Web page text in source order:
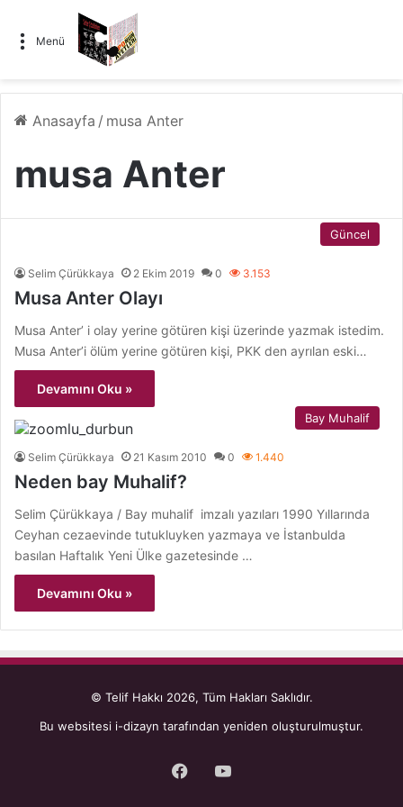
Menü
Anasayfa / musa Anter
musa Anter
Güncel
Selim Çürükkaya 2 Ekim 2019 0 3.153
Musa Anter Olayı
Musa Anter’ i olay yerine götüren kişi üzerinde yazmak istedim.
Musa Anter’i ölüm yerine götüren kişi, PKK den ayrılan eski…
Devamını Oku »
Bay Muhalif
Selim Çürükkaya 21 Kasım 2010 0 1.440
Neden bay Muhalif?
Selim Çürükkaya / Bay muhalif imzalı yazıları 1990 Yıllarında
Ceyhan cezaevinde tutukluyken yazmaya ve İstanbulda
basılan Haftalık Yeni Ülke gazetesinde …
Devamını Oku »
© Telif Hakkı 2026, Tüm Hakları Saklıdır.
Bu websitesi i-dizayn tarafından yeniden oluşturulmuştur.
Facebook